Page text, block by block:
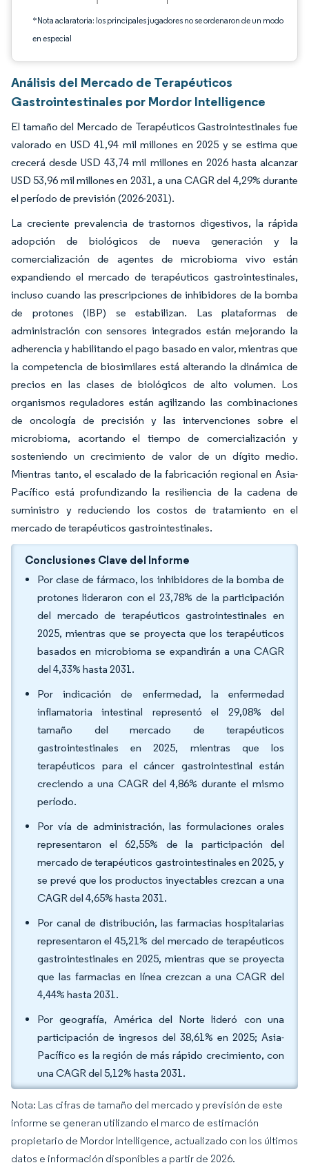
*Nota aclaratoria: los principales jugadores no se ordenaron de un modo
en especial
Análisis del Mercado de Terapéuticos
Gastrointestinales por Mordor Intelligence
El tamaño del Mercado de Terapéuticos Gastrointestinales fue
valorado en USD 41,94 mil millones en 2025 y se estima que
crecerá desde USD 43,74 mil millones en 2026 hasta alcanzar
USD 53,96 mil millones en 2031, a una CAGR del 4,29% durante
el período de previsión (2026-2031).
La creciente prevalencia de trastornos digestivos, la rápida
adopción de biológicos de nueva generación y la
comercialización de agentes de microbioma vivo están
expandiendo el mercado de terapéuticos gastrointestinales,
incluso cuando las prescripciones de inhibidores de la bomba
de protones (IBP) se estabilizan. Las plataformas de
administración con sensores integrados están mejorando la
adherencia y habilitando el pago basado en valor, mientras que
la competencia de biosimilares está alterando la dinámica de
precios en las clases de biológicos de alto volumen. Los
organismos reguladores están agilizando las combinaciones
de oncología de precisión y las intervenciones sobre el
microbioma, acortando el tiempo de comercialización y
sosteniendo un crecimiento de valor de un dígito medio.
Mientras tanto, el escalado de la fabricación regional en Asia-
Pacífico está profundizando la resiliencia de la cadena de
suministro y reduciendo los costos de tratamiento en el
mercado de terapéuticos gastrointestinales.
Conclusiones Clave del Informe
Por clase de fármaco, los inhibidores de la bomba de
protones lideraron con el 23,78% de la participación
del mercado de terapéuticos gastrointestinales en
2025, mientras que se proyecta que los terapéuticos
basados en microbioma se expandirán a una CAGR
del 4,33% hasta 2031.
Por indicación de enfermedad, la enfermedad
inflamatoria intestinal representó el 29,08% del
tamaño del mercado de terapéuticos
gastrointestinales en 2025, mientras que los
terapéuticos para el cáncer gastrointestinal están
creciendo a una CAGR del 4,86% durante el mismo
período.
Por vía de administración, las formulaciones orales
representaron el 62,55% de la participación del
mercado de terapéuticos gastrointestinales en 2025, y
se prevé que los productos inyectables crezcan a una
CAGR del 4,65% hasta 2031.
Por canal de distribución, las farmacias hospitalarias
representaron el 45,21% del mercado de terapéuticos
gastrointestinales en 2025, mientras que se proyecta
que las farmacias en línea crezcan a una CAGR del
4,44% hasta 2031.
Por geografía, América del Norte lideró con una
participación de ingresos del 38,61% en 2025; Asia-
Pacífico es la región de más rápido crecimiento, con
una CAGR del 5,12% hasta 2031.
Nota: Las cifras de tamaño del mercado y previsión de este
informe se generan utilizando el marco de estimación
propietario de Mordor Intelligence, actualizado con los últimos
datos e información disponibles a partir de 2026.